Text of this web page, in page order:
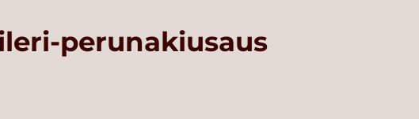
perunakiusaus